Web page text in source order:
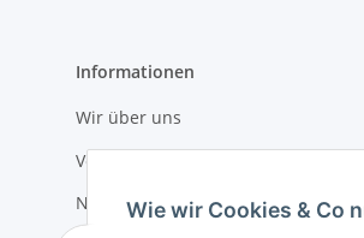
Informationen
Wir über uns
Versandinformationen
NewsletterWie wir Cookies & Co